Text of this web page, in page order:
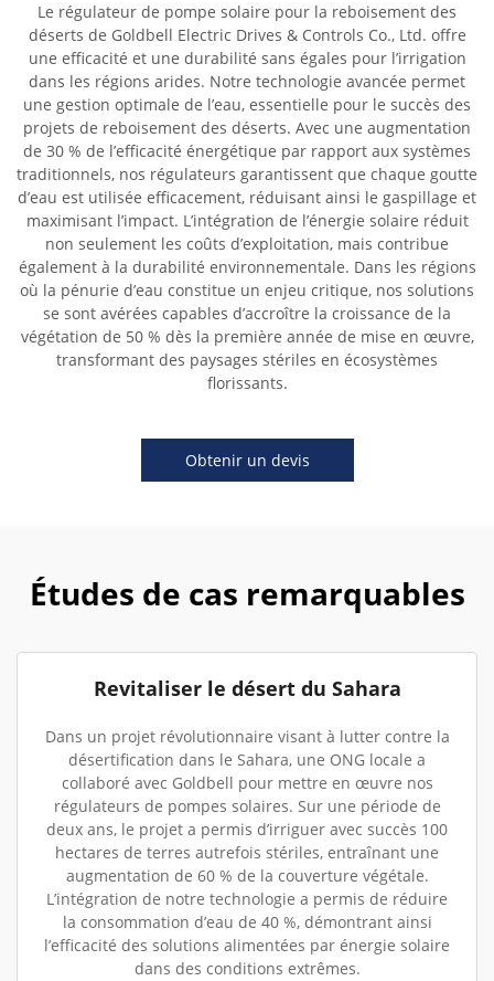
Le régulateur de pompe solaire pour la reboisement des
déserts de Goldbell Electric Drives & Controls Co., Ltd. offre
une efficacité et une durabilité sans égales pour l’irrigation
dans les régions arides. Notre technologie avancée permet
une gestion optimale de l’eau, essentielle pour le succès des
projets de reboisement des déserts. Avec une augmentation
de 30 % de l’efficacité énergétique par rapport aux systèmes
traditionnels, nos régulateurs garantissent que chaque goutte
d’eau est utilisée efficacement, réduisant ainsi le gaspillage et
maximisant l’impact. L’intégration de l’énergie solaire réduit
non seulement les coûts d’exploitation, mais contribue
également à la durabilité environnementale. Dans les régions
où la pénurie d’eau constitue un enjeu critique, nos solutions
se sont avérées capables d’accroître la croissance de la
végétation de 50 % dès la première année de mise en œuvre,
transformant des paysages stériles en écosystèmes
florissants.
Obtenir un devis
Études de cas remarquables
Revitaliser le désert du Sahara
Dans un projet révolutionnaire visant à lutter contre la
désertification dans le Sahara, une ONG locale a
collaboré avec Goldbell pour mettre en œuvre nos
régulateurs de pompes solaires. Sur une période de
deux ans, le projet a permis d’irriguer avec succès 100
hectares de terres autrefois stériles, entraînant une
augmentation de 60 % de la couverture végétale.
L’intégration de notre technologie a permis de réduire
la consommation d’eau de 40 %, démontrant ainsi
l’efficacité des solutions alimentées par énergie solaire
dans des conditions extrêmes.